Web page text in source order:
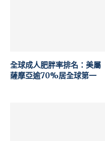
全球成人肥胖率排名：美屬
薩摩亞逾70%居全球第一